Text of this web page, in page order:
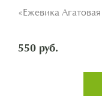
«Ежевика
550 руб.